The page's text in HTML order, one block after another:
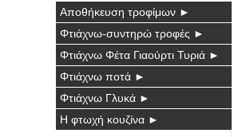
Αποθήκευση τροφίμων ►
Φτιάχνω-συντηρώ τροφές ►
Φτιάχνω Φέτα Γιαούρτι Τυριά ►
Φτιάχνω ποτά ►
Φτιάχνω Γλυκά ►
Η φτωχή κουζίνα ►